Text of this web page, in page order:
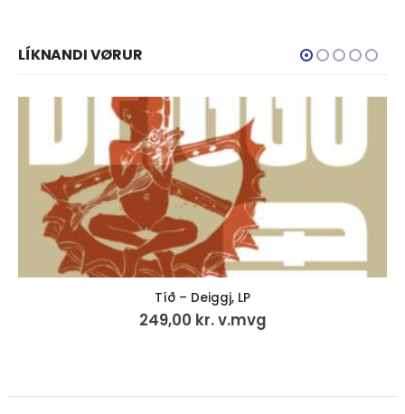
LÍKNANDI VØRUR
Tíð – Deiggj, LP
249,00 kr.v.mvg